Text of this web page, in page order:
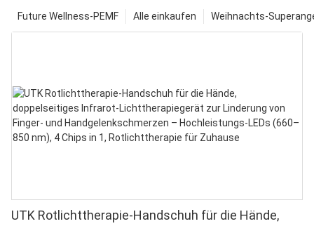
Weihnachts-
Alle einkaufen
Future Wellness-PEMF
UTK Rotlichttherapie-Handschuh für die Hände,